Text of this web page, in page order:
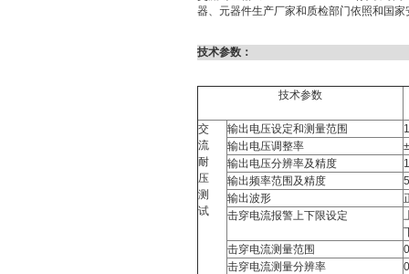
器、元器件生产厂家和质检部门依照和国
技术参数：
技术参数
交
流
耐
压
测
试
输出电压设定和测量范围
输出电压调整率
输出电压分辨率及精度
输出频率范围及精度
输出波形
击穿电流报警上下限设定
击穿电流测量范围
击穿电流测量分辨率